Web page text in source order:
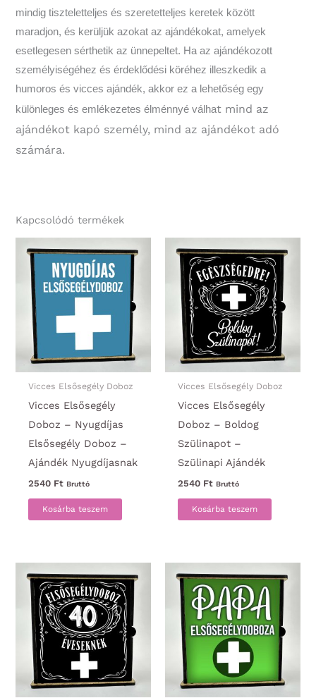
mindig tiszteletteljes és szeretetteljes keretek között
maradjon, és kerüljük azokat az ajándékokat, amelyek
esetlegesen sérthetik az ünnepeltet. Ha az ajándékozott
személyiségéhez és érdeklődési köréhez illeszkedik a
humoros és vicces ajándék, akkor ez a lehetőség egy
különleges és emlékezetes élménnyé válhat mind az
ajándékot kapó személy, mind az ajándékot adó
számára.
Kapcsolódó termékek
Vicces Elsősegély Doboz
Vicces Elsősegély
Doboz – Nyugdíjas
Elsősegély Doboz –
Ajándék Nyugdíjasnak
2540 Ft Bruttó
Kosárba teszem
Vicces Elsősegély Doboz
Vicces Elsősegély
Doboz – Boldog
Szülinapot –
Szülinapi Ajándék
2540 Ft Bruttó
Kosárba teszem